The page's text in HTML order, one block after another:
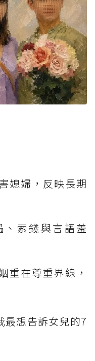
媳婦，反映長期
、索錢與言語羞
重在尊重界線，
最想告訴女兒的7